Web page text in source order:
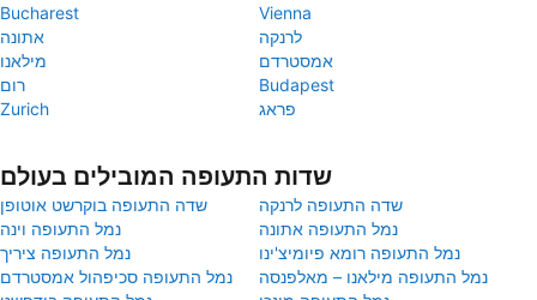
Bucharest
Vienna
אתונה
לרנקה
מילאנו
אמסטרדם
רום
Budapest
Zurich
פראג
שדות התעופה המובילים בעולם
שדה התעופה בוקרשט אוטופן
שדה התעופה לרנקה
נמל התעופה וינה
נמל התעופה אתונה
נמל התעופה ציריך
נמל התעופה רומא פיומיצ'ינו
נמל התעופה סכיפהול אמסטרדם
נמל התעופה מילאנו – מאלפנסה